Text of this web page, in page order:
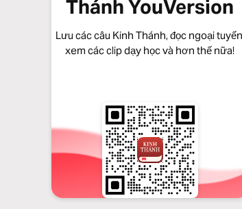
Thánh YouVersion
Lưu các câu Kinh Thánh, đọc ngoại
xem các clip dạy học và hơn thế nữa!